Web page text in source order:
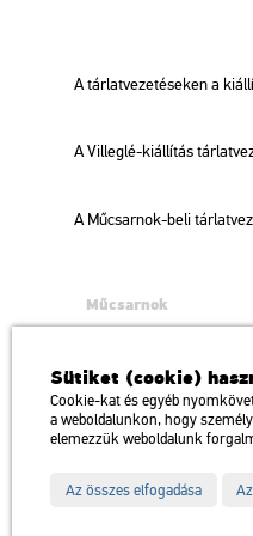
A tár­lat­ve­ze­té­se­ken a
A Vil­leg­lé-ki­ál­lí­tás
A Mű­csar­nok-beli
Műcsarnok
1146 Budapest, Dózsa
Megközelíthető:
Impresszum Sitemap
Sütiket (cookie)
Cookie-kat és egyéb
a weboldalunkon, hogy
elemezzük weboldalunk
Az összes elfogadása